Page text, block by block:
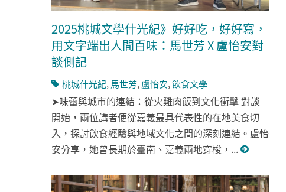
2025桃城文學什光紀》好好吃，好好寫，
用文字端出人間百味：馬世芳 X 盧怡安對
談側記
桃城什光紀, 馬世芳, 盧怡安,飲食文學
➤味蕾與城市的連結：從火雞肉飯到文化衝擊 對談
開始，兩位講者便從嘉義最具代表性的在地美食切
入，探討飲食經驗與地域文化之間的深刻連結。盧怡
安分享，她曾長期於臺南、嘉義兩地穿梭，...